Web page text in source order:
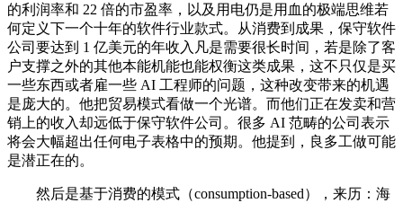
的利润率和 22 倍的市盈率，以及用电仍是用血的极端思维若
何定义下一个十年的软件行业款式。从消费到成果，保守软件
公司要达到 1 亿美元的年收入凡是需要很长时间，若是除了客
户支撑之外的其他本能机能也能权衡这类成果，这不只仅是买
一些东西或者雇一些 AI 工程师的问题，这种改变带来的机遇
是庞大的。他把贸易模式看做一个光谱。而他们正在发卖和营
销上的收入却远低于保守软件公司。很多 AI 范畴的公司表示
将会大幅超出任何电子表格中的预期。他提到，良多工做可能
是潜正在的。
然后是基于消费的模式（consumption-based），来历：海